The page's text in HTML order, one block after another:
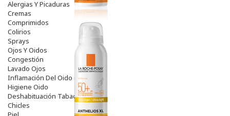
Alergias Y Picaduras
Cremas
Comprimidos
Colirios
Sprays
Ojos Y Oidos
Congestión
Lavado Ojos
Inflamación Del Oido (otitis)
Higiene Oido
Deshabituación Tabaquismo
Chicles